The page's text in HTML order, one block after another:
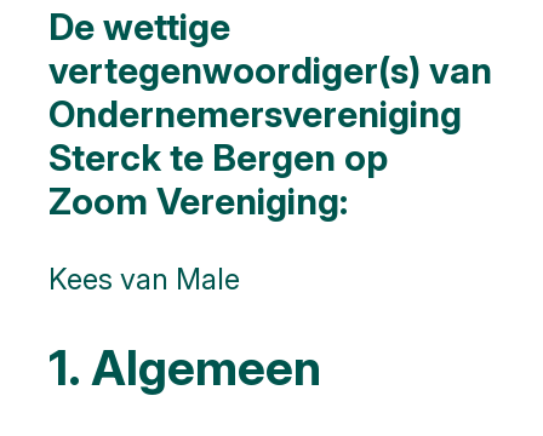
Hier
kunt
naar
Toilet
Meer
opties..
klik op
blokken
De wettige
vertegenwoordiger(s) van
Ondernemersvereniging
Sterck te Bergen op
Zoom Vereniging:
Kees van Male
1. Algemeen